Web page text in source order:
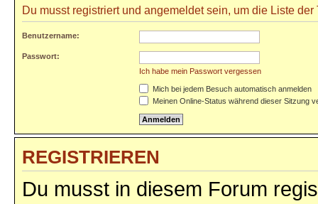
Du musst registriert und angemeldet sein, um die Liste
Benutzername:
Passwort:
Ich habe mein Passwort vergessen
Mich bei jedem Besuch automatisch anmelden
Meinen Online-Status während dieser Sitzung
REGISTRIEREN
Du musst in diesem Forum